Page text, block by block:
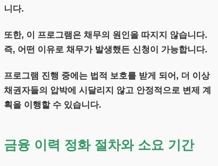
니다.
또한, 이 프로그램은 채무의 원인을 따지지 않습니다.
즉, 어떤 이유로 채무가 발생했든 신청이 가능합니다.
프로그램 진행 중에는 법적 보호를 받게 되어, 더 이상
채권자들의 압박에 시달리지 않고 안정적으로 변제 계
획을 이행할 수 있습니다.
금융 이력 정화 절차와 소요 기간